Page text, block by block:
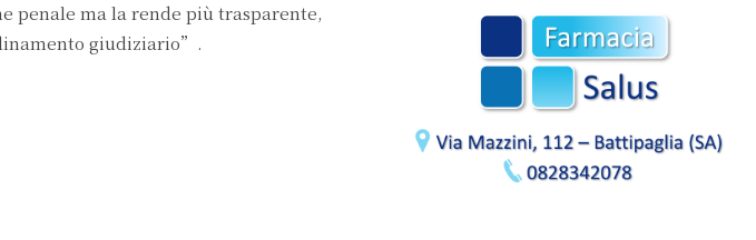
penale ma la rende più trasparente,
giudiziario”.